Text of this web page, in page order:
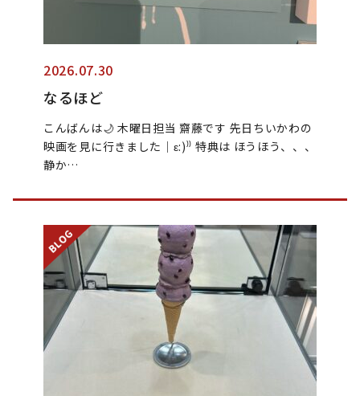
2026.07.30
なるほど
こんばんは🌙 木曜日担当 齋藤です 先日ちいかわの
映画を見に行きました│ε:)⁾⁾ 特典は ほうほう、、、
静か…